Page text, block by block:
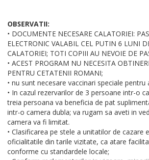
OBSERVATII:
• DOCUMENTE NECESARE CALATORIEI:
ELECTRONIC VALABIL CEL PUTIN 6 LUNI
CALATORIEI; TOTI COPIII AU NEVOIE DE
• ACEST PROGRAM NU NECESITA
PENTRU CETATENII ROMANI;
• nu sunt necesare vaccinari speciale
• In cazul rezervarilor de 3 persoane intr-o
treia persoana va beneficia de pat
intr-o camera dubla; va rugam sa aveti in
camera va fi limitat.
• Clasificarea pe stele a unitatilor de cazare
oficialitatile din tarile vizitate, ca atare
conforme cu standardele locale;